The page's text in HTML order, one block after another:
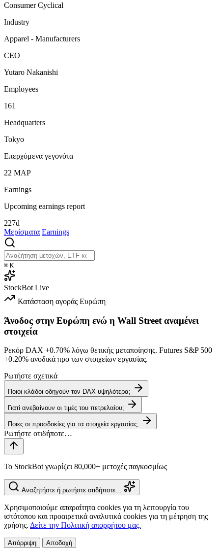
Consumer Cyclical
Industry
Apparel - Manufacturers
CEO
Yutaro Nakanishi
Employees
161
Headquarters
Tokyo
Επερχόμενα γεγονότα
22 ΜΑΡ
Earnings
Upcoming earnings report
227d
Μερίσματα Earnings
⌘ K
StockBot Live
Κατάσταση αγοράς Ευρώπη
Άνοδος στην Ευρώπη ενώ η Wall Street αναμένει
στοιχεία
Ρεκόρ DAX +0.70% λόγω θετικής μεταποίησης. Futures S&P 500
+0.20% ανοδικά προ των στοιχείων εργασίας.
Ρωτήστε σχετικά
Ποιοι κλάδοι οδηγούν τον DAX υψηλότερα;
Γιατί ανεβαίνουν οι τιμές του πετρελαίου;
Ποιες οι προσδοκίες για τα στοιχεία εργασίας;
Το StockBot γνωρίζει 80,000+ μετοχές παγκοσμίως
Αναζητήστε ή ρωτήστε οτιδήποτε…
Χρησιμοποιούμε απαραίτητα cookies για τη λειτουργία του
ιστότοπου και προαιρετικά αναλυτικά cookies για τη μέτρηση της
χρήσης. Δείτε την Πολιτική απορρήτου μας.
Απόρριψη Αποδοχή